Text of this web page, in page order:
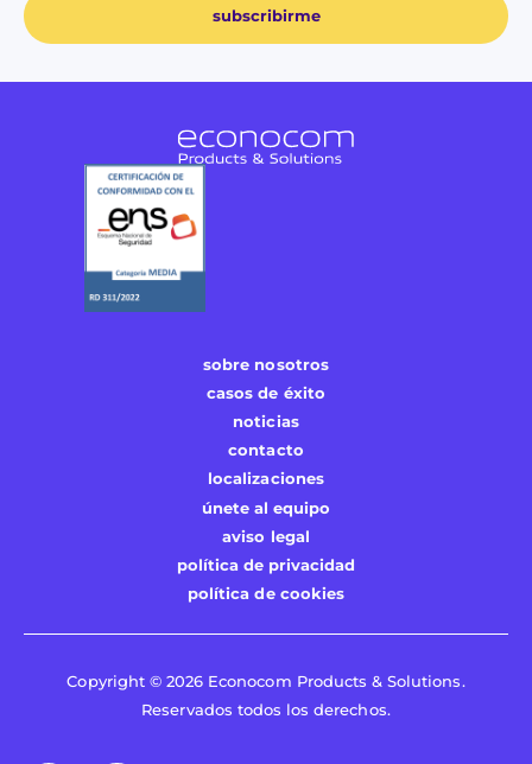
subscribirme
sobre nosotros
casos de éxito
noticias
contacto
localizaciones
únete al equipo
aviso legal
política de privacidad
política de cookies
Copyright © 2026 Econocom Products & Solutions.
Reservados todos los derechos.